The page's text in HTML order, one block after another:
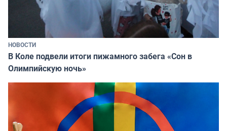
НОВОСТИ
В Коле подвели итоги пижамного забега «Сон в
Олимпийскую ночь»